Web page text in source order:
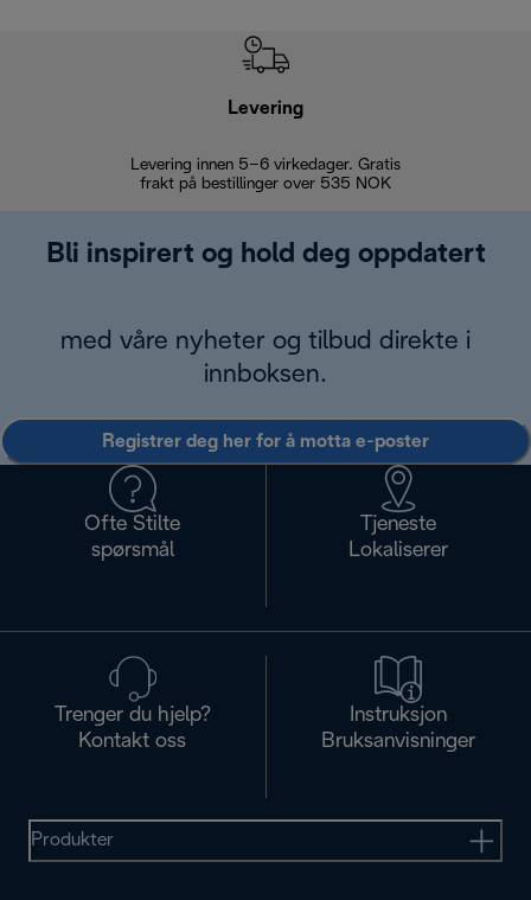
Levering
Levering innen 5–6 virkedager. Gratis
frakt på bestillinger over 535 NOK
Bli inspirert og hold deg oppdatert
med våre nyheter og tilbud direkte i
innboksen.
Registrer deg her for å motta e-poster
Ofte Stilte
spørsmål
Tjeneste
Lokaliserer
Trenger du hjelp?
Kontakt oss
Instruksjon
Bruksanvisninger
Produkter